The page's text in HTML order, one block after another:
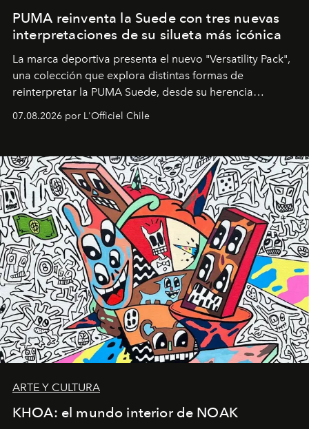
PUMA reinventa la Suede con tres nuevas
interpretaciones de su silueta más icónica
La marca deportiva presenta el nuevo "Versatility Pack",
una colección que explora distintas formas de
reinterpretar la PUMA Suede, desde su herencia
deportiva hasta una mirada moderna inspirada en el
diseño y el universo outdoor.
07.08.2026 por L'Officiel Chile
ARTE Y CULTURA
KHOA: el mundo interior de NOAK